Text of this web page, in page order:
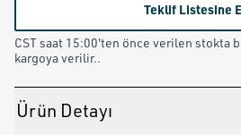
Teklif Listesine
CST saat 15:00'ten önce verilen stokta
kargoya verilir..
Ürün Detayı